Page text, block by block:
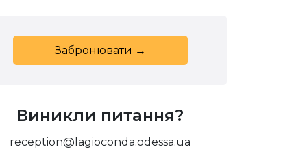
Забронювати →
Виникли питання?
reception@lagioconda.odessa.ua